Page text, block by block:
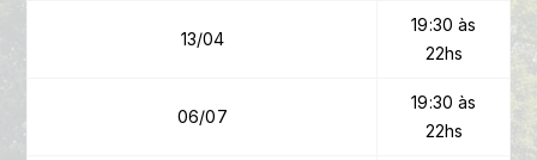
13/04
19:30 às
22hs
06/07
19:30 às
22hs